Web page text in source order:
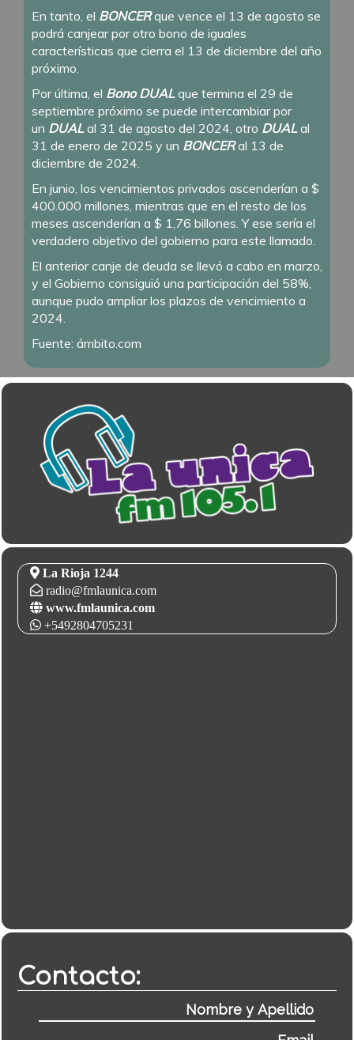
En tanto, el BONCER que vence el 13 de agosto se
podrá canjear por otro bono de iguales
características que cierra el 13 de diciembre del año
próximo.
Por última, el Bono DUALque termina el 29 de
septiembre próximo se puede intercambiar por
un DUALal 31 de agosto del 2024, otro DUALal
31 de enero de 2025 y un BONCERal 13 de
diciembre de 2024.
En junio, los vencimientos privados ascenderían a $
400.000 millones, mientras que en el resto de los
meses ascenderían a $ 1,76 billones. Y ese sería el
verdadero objetivo del gobierno para este llamado.
El anterior canje de deuda se llevó a cabo en marzo,
y el Gobierno consiguió una participación del 58%,
aunque pudo ampliar los plazos de vencimiento a
2024.
Fuente: ámbito.com
La Rioja 1244
radio@fmlaunica.com
www.fmlaunica.com
+5492804705231
Contacto: